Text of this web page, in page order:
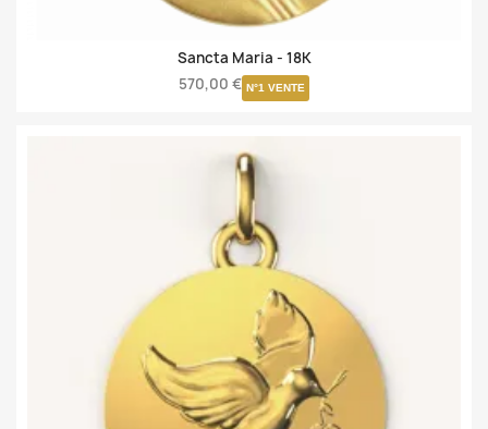
Sancta Maria - 18K
570,00 € N°1 VENTE